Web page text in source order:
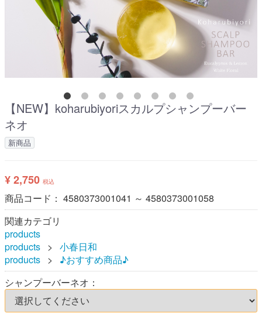
【NEW】koharubiyoriスカルプシャンプーバー
ネオ
新商品
¥ 2,750 税込
商品コード： 4580373001041 ～ 4580373001058
関連カテゴリ
products
products
小春日和
products
♪おすすめ商品♪
シャンプーバーネオ：